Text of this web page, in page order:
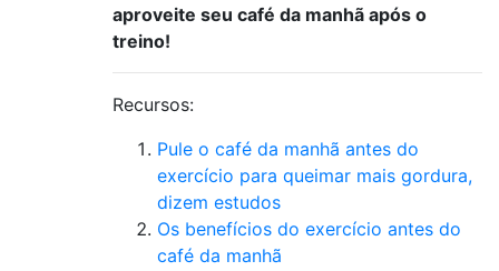
aproveite seu café da manhã após o
treino!
Recursos:
Pule o café da manhã antes do
exercício para queimar mais gordura,
dizem estudos
Os benefícios do exercício antes do
café da manhã